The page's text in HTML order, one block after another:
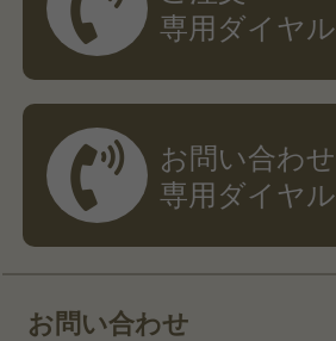
専用ダイヤル
お問い合わせ
専用ダイヤル
お問い合わせ